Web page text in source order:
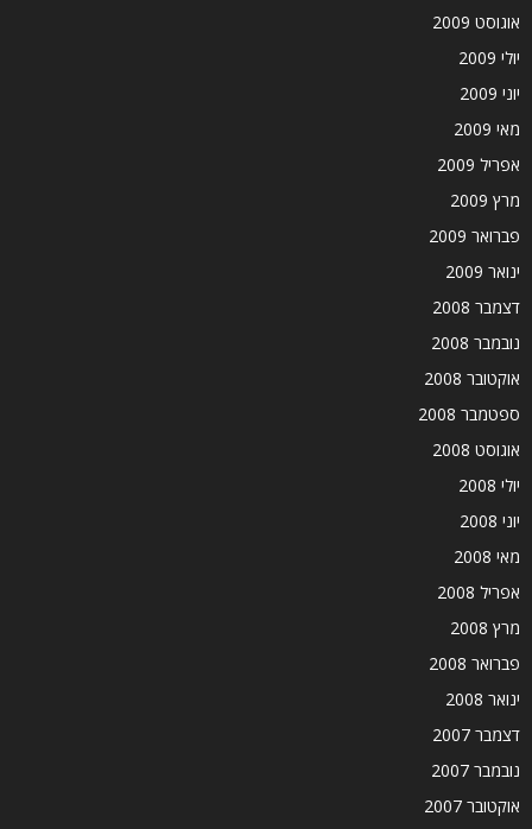
אוגוסט 2009
יולי 2009
יוני 2009
מאי 2009
אפריל 2009
מרץ 2009
פברואר 2009
ינואר 2009
דצמבר 2008
נובמבר 2008
אוקטובר 2008
ספטמבר 2008
אוגוסט 2008
יולי 2008
יוני 2008
מאי 2008
אפריל 2008
מרץ 2008
פברואר 2008
ינואר 2008
דצמבר 2007
נובמבר 2007
אוקטובר 2007